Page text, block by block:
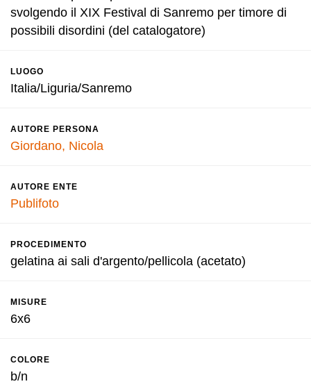
svolgendo il XIX Festival di Sanremo per timore di
possibili disordini (del catalogatore)
LUOGO
Italia/Liguria/Sanremo
AUTORE PERSONA
Giordano, Nicola
AUTORE ENTE
Publifoto
PROCEDIMENTO
gelatina ai sali d'argento/pellicola (acetato)
MISURE
6x6
COLORE
b/n